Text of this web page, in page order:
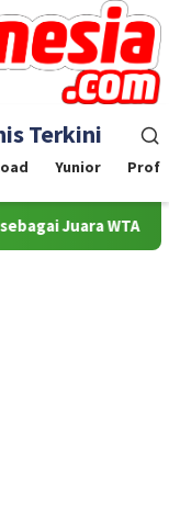
Terkini
Yunior
500 Mubadala